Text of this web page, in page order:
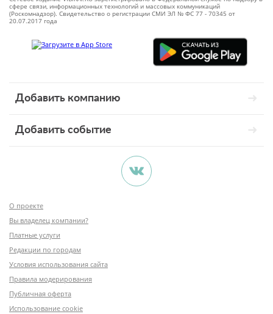
сфере связи, информационных технологий и массовых коммуникаций
(Роскомнадзор). Свидетельство о регистрации СМИ ЭЛ № ФС 77 - 70345 от
20.07.2017 года
Добавить компанию
Добавить событие
О проекте
Вы владелец компании?
Платные услуги
Редакции по городам
Условия использования сайта
Правила модерирования
Публичная оферта
Использование cookie